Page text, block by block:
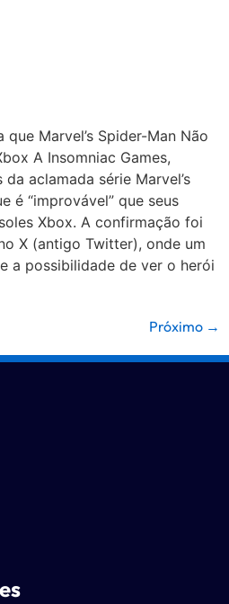
Marvel’s Spider-Man Não
A Insomniac Games,
aclamada série Marvel’s
é “improvável” que seus
Xbox. A confirmação foi
X (antigo Twitter), onde um
a possibilidade de ver o herói
Próximo →